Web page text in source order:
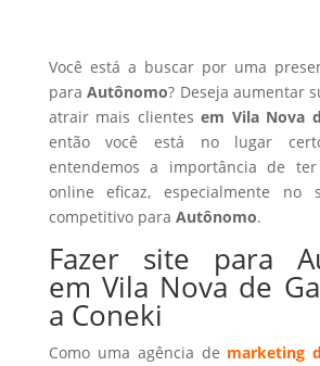
Você está a buscar por uma
paraAutônomo? Deseja aumentar
atrair mais clientesem Vila Nova
então você está no lugar
entendemos a importância de
online eficaz, especialmente no
competitivo para Autônomo.
Fazer site para
em Vila Nova de
a Coneki
Como uma agência de marketing